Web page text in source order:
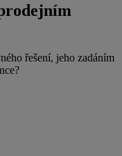
řešení, jeho zadáním